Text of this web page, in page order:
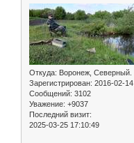
Откуда: Воронеж, Северный.
Зарегистрирован: 2016-02-14
Сообщений: 3102
Уважение: +9037
Последний визит:
2025-03-25 17:10:49